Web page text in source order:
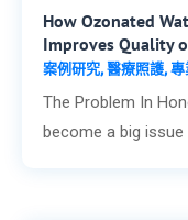
How Ozonated
Improves Quality
案例研究, 醫療照護, 專
The Problem In
become a big issue